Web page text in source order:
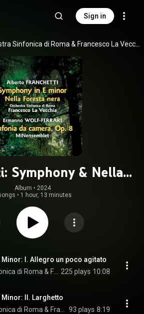
Sign in
Sinfonica di Roma & Francesco La Vecchia
Symphony & Nella
- Wolf-Ferrari:
da camera
Album • 2024
• 1 hour, 13 minutes
Minor: I. Allegro un poco agitato
225 plays 10:08
Minor: II. Larghetto
93 plays 8:19